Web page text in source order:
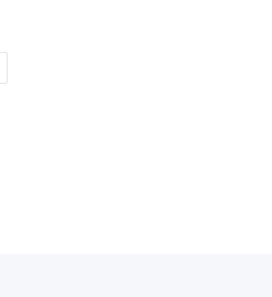
产许可证，并具有类似工程施工经
法人委托书、被委托人